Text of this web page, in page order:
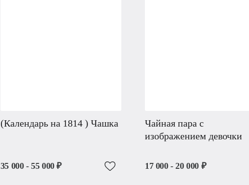
(Календарь на 1814 ) Чашка
35 000 - 55 000 ₽
Чайная пара с
изображением девочки
17 000 - 20 000 ₽